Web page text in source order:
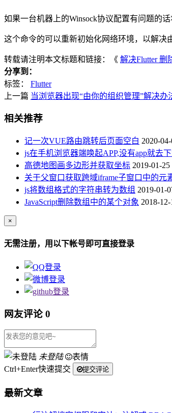
如果一台机器上的Winsock协议配置有问题的
这个命令的可以重新初始化网络环境，以解决
转载请注明本文标题和链接：《 解决Flutter 删
分享到：
标签： Flutter
上一篇 当浏览器出现“由你的组织管理”解决办
相关推荐
记一次VUE路由跳转后页面空白 2020-04-
js在手机浏览器端唤起APP,没有app就去
高德地图画多边形并获取坐标 2019-01-25
关于父窗口获取跨域iframe子窗口中的元
js将数组格式的字符串转为数组 2019-01-
JavaScript删除数组中的某个对象 2018-12-
×
无需注册，用以下帐号即可直接登录
网友评论 0
未登陆
表情
Ctrl+Enter快速提交
提交评论
最新文章